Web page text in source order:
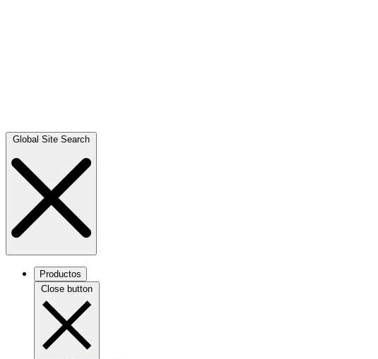
Global Site Search
Productos
Close button